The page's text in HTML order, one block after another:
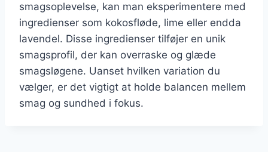
smagsoplevelse, kan man eksperimentere med
ingredienser som kokosfløde, lime eller endda
lavendel. Disse ingredienser tilføjer en unik
smagsprofil, der kan overraske og glæde
smagsløgene. Uanset hvilken variation du
vælger, er det vigtigt at holde balancen mellem
smag og sundhed i fokus.